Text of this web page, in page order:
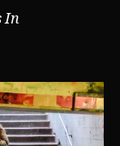
In